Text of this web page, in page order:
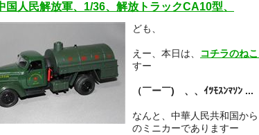
国人民解放軍、1/36、解放トラックCA10型、
ども、
えー、本日は、 コチラのね
すー
（￣ー￣)ゞ、、ｲﾂﾓｽﾝﾏｿﾝ ...
なんと、中華人民共和国から
のミニカーでありますー